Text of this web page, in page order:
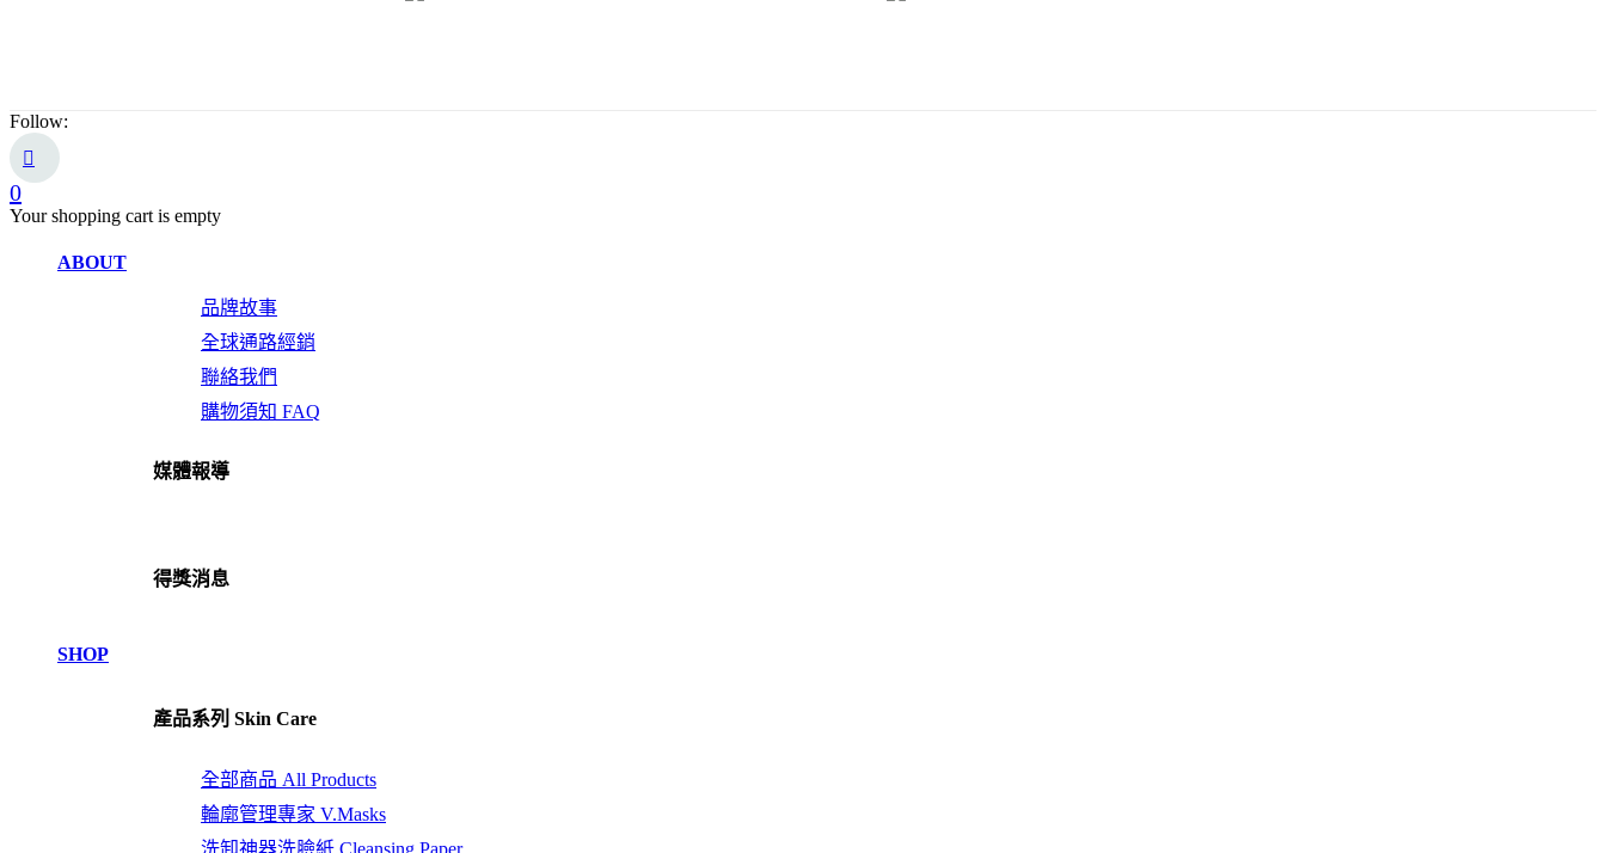
Follow:
0
Your shopping cart is empty
ABOUT
品牌故事
全球通路經銷
聯絡我們
購物須知 FAQ
媒體報導
得獎消息
SHOP
產品系列 Skin Care
全部商品 All Products
輪廓管理專家 V.Masks
洗卸神器洗臉紙 Cleansing.Paper